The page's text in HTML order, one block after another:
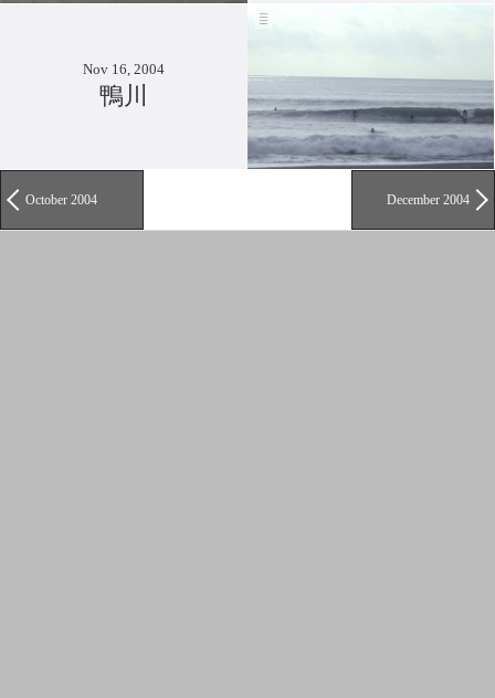
Nov 16, 2004
鴨川
October 2004 December 2004